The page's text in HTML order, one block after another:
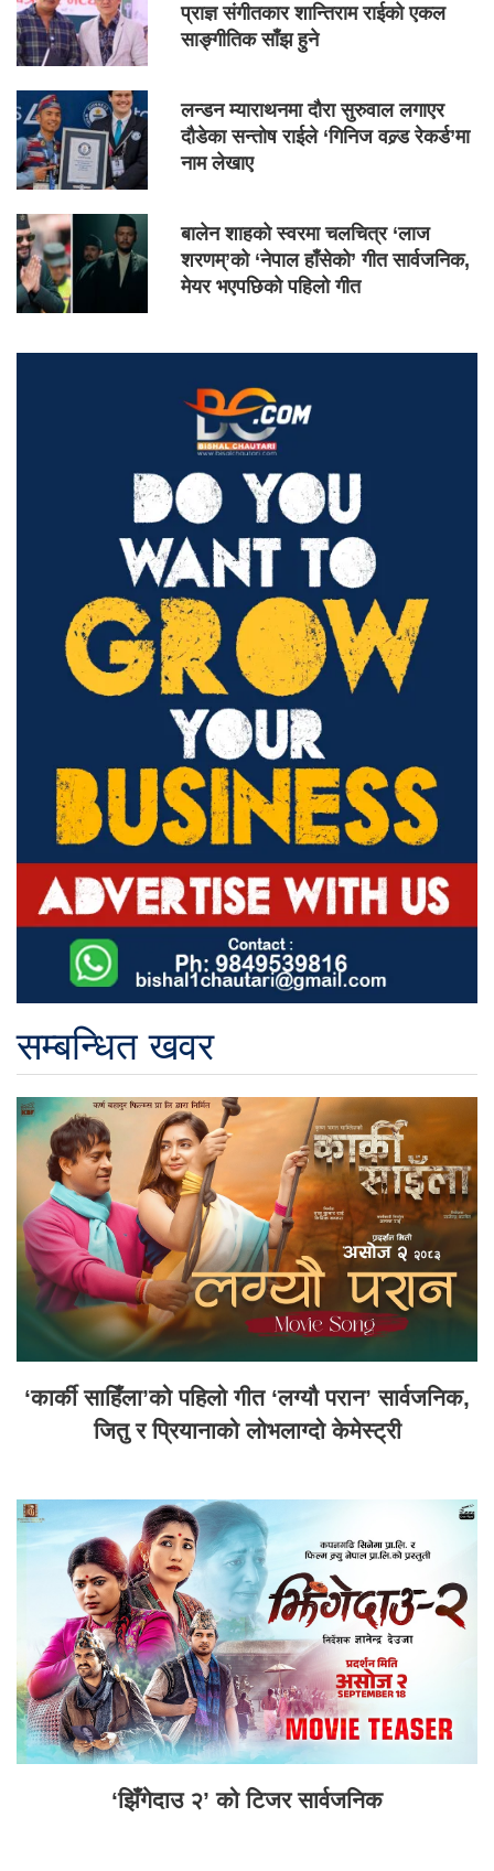
प्राज्ञ संगीतकार शान्तिराम राईको एकल
साङ्गीतिक साँझ हुने
लन्डन म्याराथनमा दौरा सुरुवाल लगाएर
दौडेका सन्तोष राईले ‘गिनिज वल्र्ड रेकर्ड’मा
नाम लेखाए
बालेन शाहको स्वरमा चलचित्र ‘लाज
शरणम्’को ‘नेपाल हाँसेको’ गीत सार्वजनिक,
मेयर भएपछिको पहिलो गीत
सम्बन्धित खवर
‘कार्की साहिँला’को पहिलो गीत ‘लग्यौ परान’ सार्वजनिक,
जितु र प्रियानाको लोभलाग्दो केमेस्ट्री
‘झिँगेदाउ २’ को टिजर सार्वजनिक